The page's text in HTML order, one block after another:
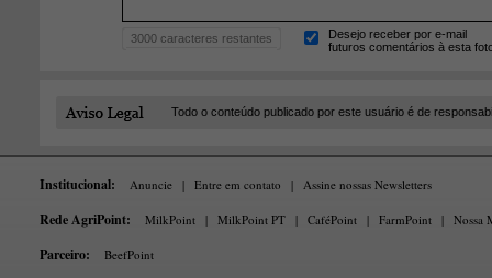
3000 caracteres restantes
Desejo receber por e-mail
futuros comentários à esta
Todo o conteúdo publicado por este usuário é de
Institucional: Anuncie | Entre em contato | Assine nossas Newsletters
Rede AgriPoint: MilkPoint | MilkPoint PT | CaféPoint | FarmPoint | Nossa
Parceiro: BeefPoint